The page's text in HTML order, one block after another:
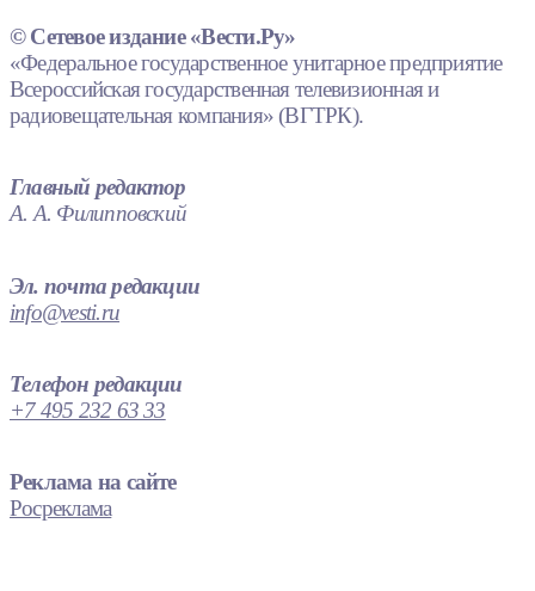
© Сетевое издание «Вести.Ру»
«Федеральное государственное унитарное предприятие
Всероссийская государственная телевизионная и
радиовещательная компания» (ВГТРК).
Главный редактор
А. А. Филипповский
Эл. почта редакции
info@vesti.ru
Телефон редакции
+7 495 232 63 33
Реклама на сайте
Росреклама